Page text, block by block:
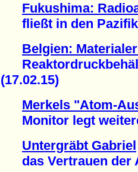
Fukushima:
fließt in den Pazifik
Belgien:
(17.02.15)
Merkels "Atom-
Monitor legt
Untergräbt Gabriel
das Vertrauen der